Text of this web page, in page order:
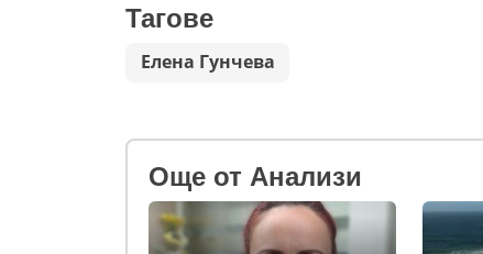
Тагове
Елена Гунчева
Oще от Анализи